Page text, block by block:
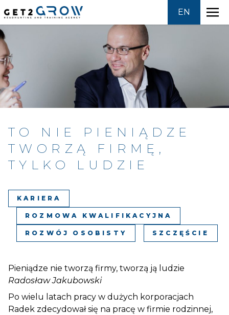
Skip
to
content
EN
HEADHUNTING
OFERTY PRACY
SZKOLENIA
GROWPEDIA
O NAS
TO NIE PIENIĄDZE
TWORZĄ FIRMĘ,
TYLKO LUDZIE
KARIERA
ROZMOWA KWALIFIKACYJNA
ROZWÓJ OSOBISTY SZCZĘŚCIE
Pieniądze nie tworzą firmy, tworzą ją ludzie
Radosław Jakubowski
Po wielu latach pracy w dużych korporacjach
Radek zdecydował się na pracę w firmie rodzinnej,